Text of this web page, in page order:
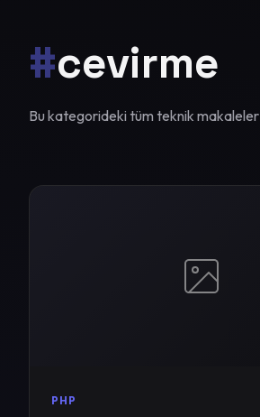
#cevirme
Bu kategorideki tüm teknik
PHP